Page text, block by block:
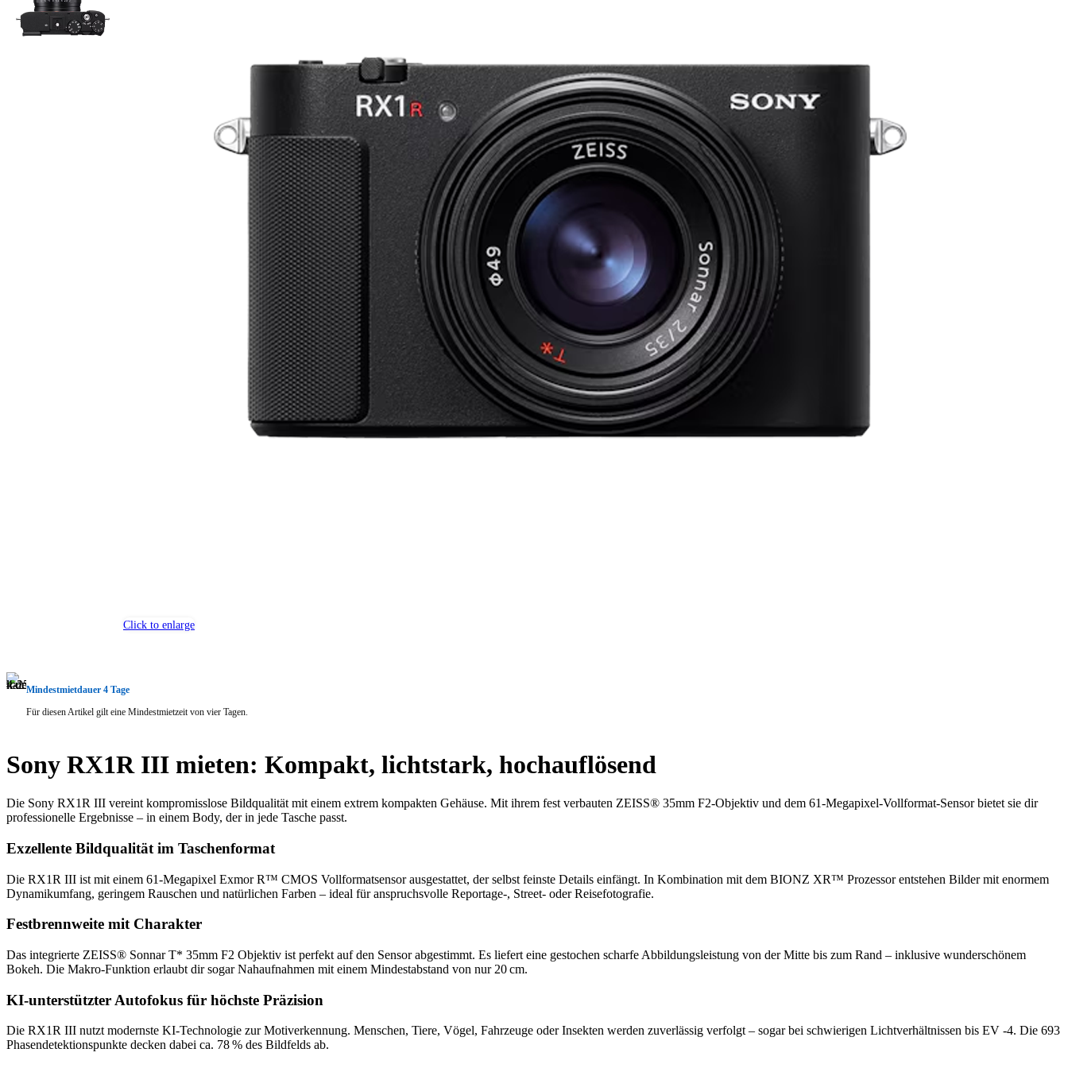
Click to enlarge
Mindestmietdauer 4 Tage
Für diesen Artikel gilt eine Mindestmietzeit von vier Tagen.
Sony RX1R III mieten: Kompakt, lichtstark, hochauflösend
Die Sony RX1R III vereint kompromisslose Bildqualität mit einem extrem kompakten Gehäuse. Mit ihrem fest verbauten ZEISS® 35mm F2-Objektiv und dem 61-Megapixel-Vollformat-Sensor bietet sie dir
professionelle Ergebnisse – in einem Body, der in jede Tasche passt.
Exzellente Bildqualität im Taschenformat
Die RX1R III ist mit einem 61-Megapixel Exmor R™ CMOS Vollformatsensor ausgestattet, der selbst feinste Details einfängt. In Kombination mit dem BIONZ XR™ Prozessor entstehen Bilder mit enormem
Dynamikumfang, geringem Rauschen und natürlichen Farben – ideal für anspruchsvolle Reportage-, Street- oder Reisefotografie.
Festbrennweite mit Charakter
Das integrierte ZEISS® Sonnar T* 35mm F2 Objektiv ist perfekt auf den Sensor abgestimmt. Es liefert eine gestochen scharfe Abbildungsleistung von der Mitte bis zum Rand – inklusive wunderschönem
Bokeh. Die Makro-Funktion erlaubt dir sogar Nahaufnahmen mit einem Mindestabstand von nur 20 cm.
KI-unterstützter Autofokus für höchste Präzision
Die RX1R III nutzt modernste KI-Technologie zur Motiverkennung. Menschen, Tiere, Vögel, Fahrzeuge oder Insekten werden zuverlässig verfolgt – sogar bei schwierigen Lichtverhältnissen bis EV -4. Die 693
Phasendetektionspunkte decken dabei ca. 78 % des Bildfelds ab.